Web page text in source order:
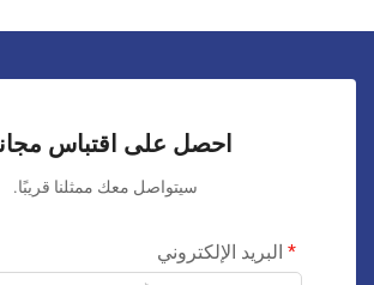
احصل على اقتباس
سيتواصل معك ممثلنا قريبًا.
البريد الإلكتروني